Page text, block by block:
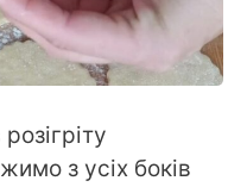
з усіх боків